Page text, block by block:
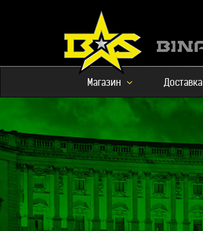
Магазин Доставка